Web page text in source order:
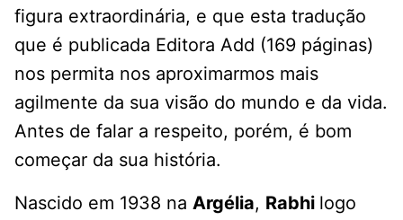
figura extraordinária, e que esta tradução
que é publicada Editora Add (169 páginas)
nos permita nos aproximarmos mais
agilmente da sua visão do mundo e da vida.
Antes de falar a respeito, porém, é bom
começar da sua história.
Nascido em 1938 na Argélia, Rabhi logo